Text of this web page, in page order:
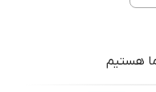
هستیم